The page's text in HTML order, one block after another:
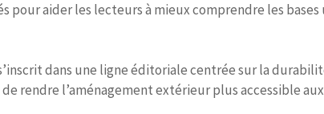
pour aider les lecteurs à mieux comprendre les
dans une ligne éditoriale centrée sur la
rendre l’aménagement extérieur plus accessible